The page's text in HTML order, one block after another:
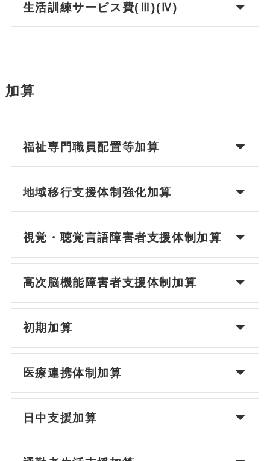
生活訓練サービス費(Ⅲ)(Ⅳ)
加算
福祉専門職員配置等加算
地域移行支援体制強化加算
視覚・聴覚言語障害者支援体制加算
高次脳機能障害者支援体制加算
初期加算
医療連携体制加算
日中支援加算